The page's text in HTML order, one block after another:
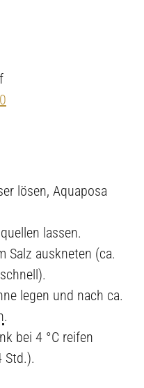
lösen, Aquaposa
lassen.
Salz auskneten (ca.
legen und nach ca.
.
bei 4 °C reifen
Std.).